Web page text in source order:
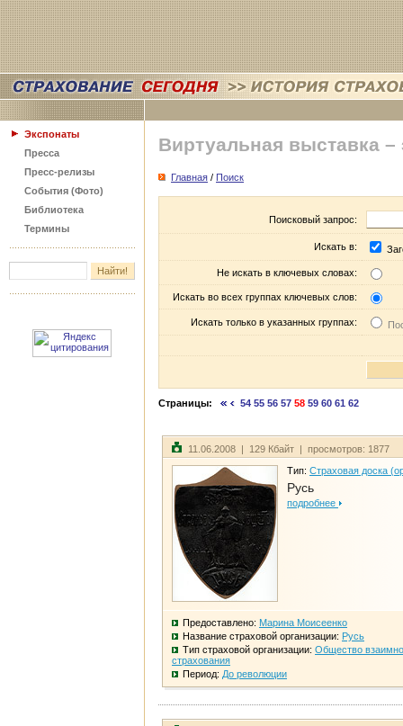
Экспонаты
Пресса
Пресс-релизы
События (Фото)
Библиотека
Термины
Виртуальная выставка –
Главная / Поиск
Поисковый запрос:
Искать в:
Не искать в ключевых словах:
Искать во всех группах ключевых слов:
Искать только в указанных группах:
Страницы: 54 55 56 57 58 59 60 61 62
11.06.2008 | 129 Кбайт | просмотров: 1877
Тип: Страховая доска
Русь
подробнее
Предоставлено: Марина Моисеенко
Название страховой организации: Русь
Тип страховой организации: Общество
страхования
Период: До революции